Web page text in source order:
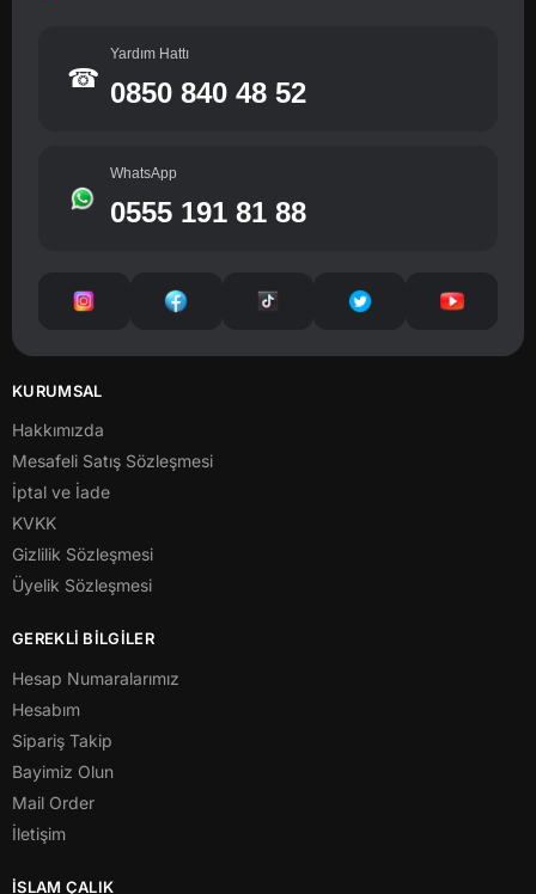
☎
Yardım Hattı
0850 840 48 52
WhatsApp
0555 191 81 88
KURUMSAL
Hakkımızda
Mesafeli Satış Sözleşmesi
İptal ve İade
KVKK
Gizlilik Sözleşmesi
Üyelik Sözleşmesi
GEREKLİ BİLGİLER
Hesap Numaralarımız
Hesabım
Sipariş Takip
Bayimiz Olun
Mail Order
İletişim
İSLAM ÇALIK